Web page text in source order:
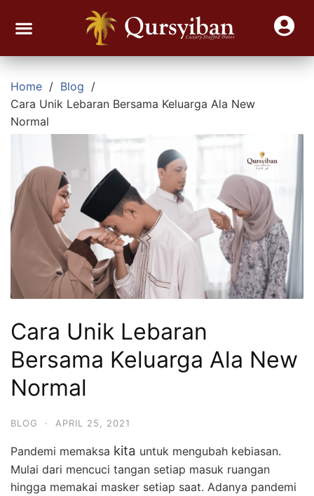
Home
Blog
Cara Unik Lebaran Bersama Keluarga Ala New
Normal
Cara Unik Lebaran
Bersama Keluarga Ala New
Normal
BLOG · APRIL 25, 2021
Pandemi memaksa kita untuk mengubah kebiasan.
Mulai dari mencuci tangan setiap masuk ruangan
hingga memakai masker setiap saat. Adanya pandemi